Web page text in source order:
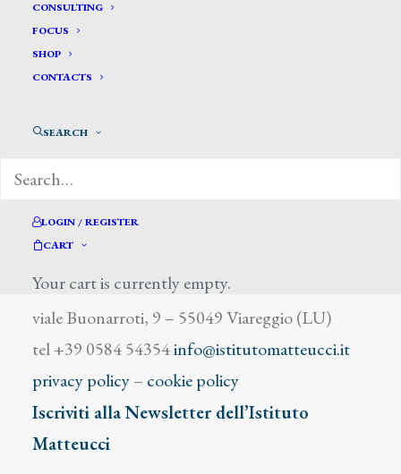
CONSULTING
FOCUS
SHOP
CONTACTS
SEARCH
LOGIN / REGISTER
CART
Your cart is currently empty.
Bertelli Ferdinando
Istituto Matteucci
viale Buonarroti, 9 – 55049 Viareggio (LU)
tel +39 0584 54354info@istitutomatteucci.it
privacy policy– cookie policy
Iscriviti alla Newsletter dell’Istituto
Matteucci